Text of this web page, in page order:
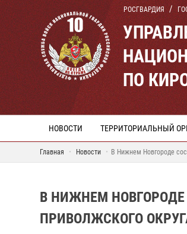
РОСГВАРДИЯ
ПО
НОВОСТИ ТЕРРИТОРИАЛЬНЫЙ
Главная Новости В Нижнем Новгороде
В НИЖНЕМ НОВГОРОДЕ
ПРИВОЛЖСКОГО